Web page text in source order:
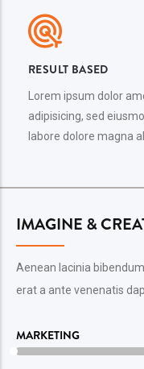
RESULT BASED
Lorem ipsum dolor
adipisicing, sed
labore dolore magna
IMAGINE &
Aenean lacinia
erat a ante venenatis
MARKETING